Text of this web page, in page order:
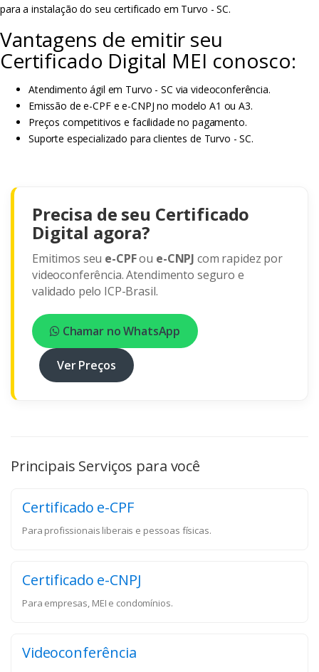
para a instalação do seu certificado em Turvo - SC.
Vantagens de emitir seu
Certificado Digital MEI conosco:
Atendimento ágil em Turvo - SC via videoconferência.
Emissão de e-CPF e e-CNPJ no modelo A1 ou A3.
Preços competitivos e facilidade no pagamento.
Suporte especializado para clientes de Turvo - SC.
Precisa de seu Certificado
Digital agora?
Emitimos seu e-CPFou e-CNPJ com rapidez por
videoconferência. Atendimento seguro e
validado pelo ICP-Brasil.
Chamar no WhatsApp
Ver Preços
Principais Serviços para você
Certificado e-CPF
Para profissionais liberais e pessoas físicas.
Certificado e-CNPJ
Para empresas, MEI e condomínios.
Videoconferência